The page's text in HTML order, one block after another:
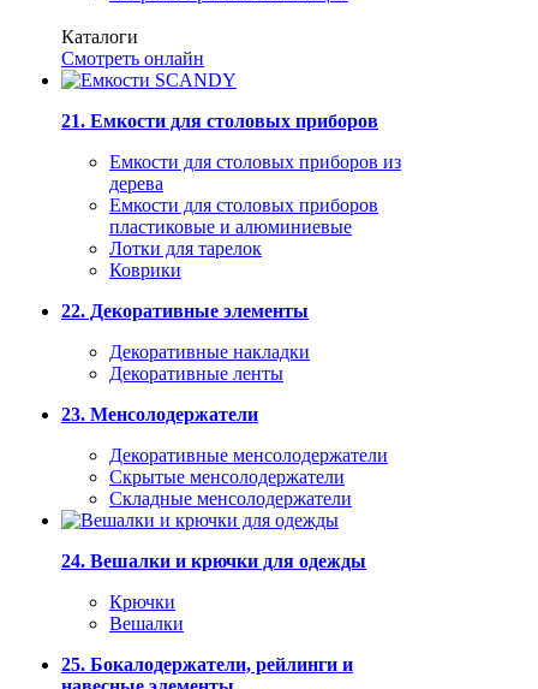
Каталоги
Смотреть онлайн
21. Емкости для столовых приборов
Емкости для столовых приборов из
дерева
Емкости для столовых приборов
пластиковые и алюминиевые
Лотки для тарелок
Коврики
22. Декоративные элементы
Декоративные накладки
Декоративные ленты
23. Менсолодержатели
Декоративные менсолодержатели
Скрытые менсолодержатели
Складные менсолодержатели
24. Вешалки и крючки для одежды
Крючки
Вешалки
25. Бокалодержатели, рейлинги и